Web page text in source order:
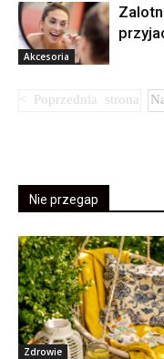
Akcesoria
Nie przegap
Zdrowie